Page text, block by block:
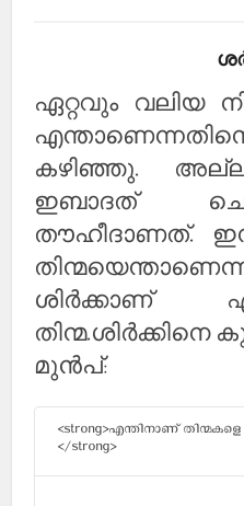
ഏറ്റവും വലിയ
കഴിഞ്ഞു.
ഇബാദത്
തൗഹീദാണത്.
ശിര്‍ക്കാണ്
തിന്മ.ശിര്‍ക്കിനെ
മുന്‍പ്:
<strong>എന്തിനാണ് തിന്മകളെ
</strong>